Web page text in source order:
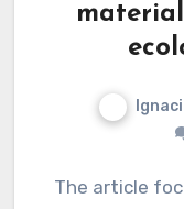
The article focuses on the use of ecological